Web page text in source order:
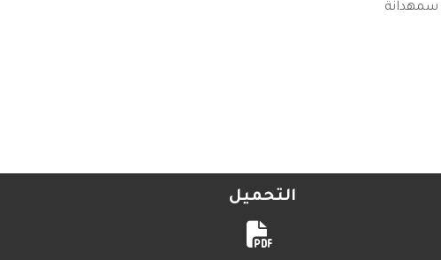
سمهدانة
التحميل